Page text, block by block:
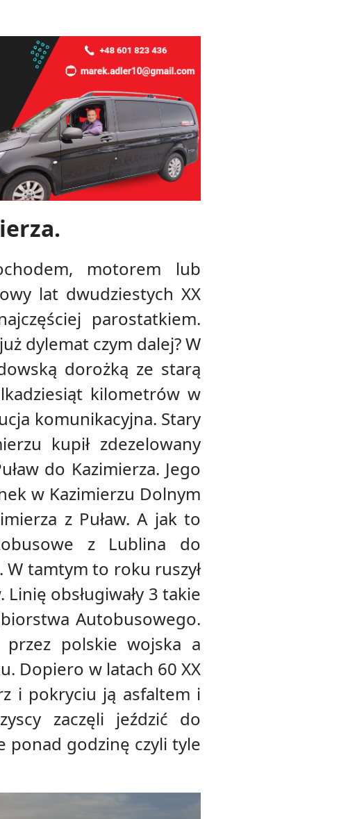
motorem lub
lat dwudziestych XX
parostatkiem.
dylemat czym dalej? W
dorożką ze starą
kilometrów w
komunikacyjna. Stary
kupił zdezelowany
do Kazimierza. Jego
w Kazimierzu Dolnym
z Puław. A jak to
z Lublina do
tamtym to roku ruszył
obsługiwały 3 takie
Autobusowego.
przez polskie wojska a
Dopiero w latach 60 XX
i pokryciu ją asfaltem i
zaczęli jeździć do
ponad godzinę czyli tyle